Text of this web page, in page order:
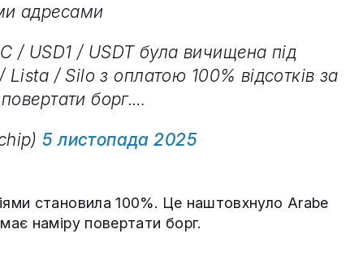
адресами
/ USD1 / USDT була вичищена під
/ Silo з оплатою 100% відсотків за
борг.…
5 листопада 2025
становила 100%. Це наштовхнуло Arabe
наміру повертати борг.